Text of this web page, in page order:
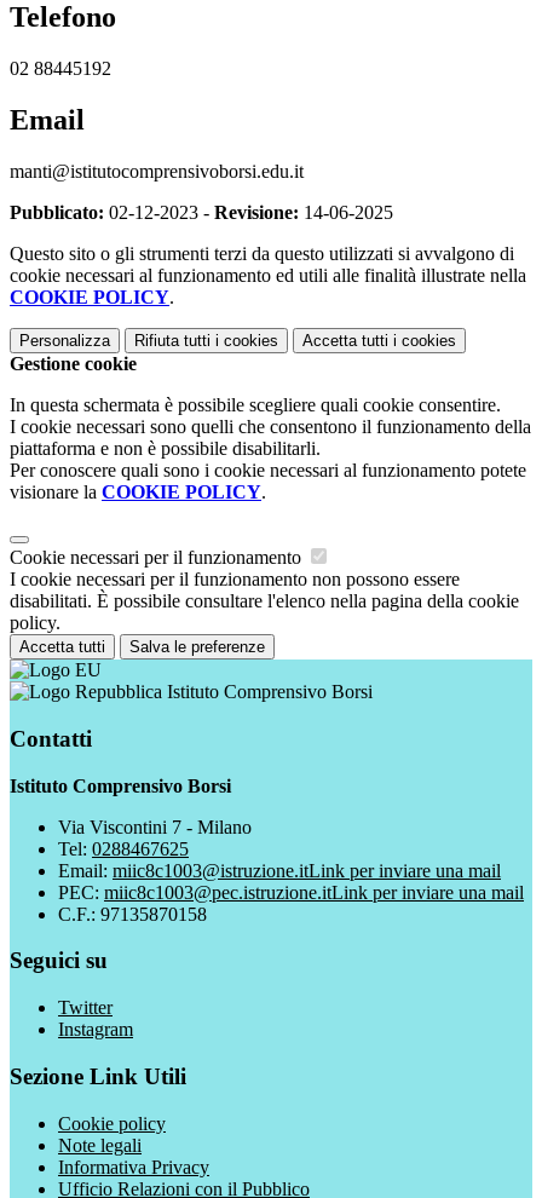
Telefono
02 88445192
Email
manti@istitutocomprensivoborsi.edu.it
Pubblicato: 02-12-2023 - Revisione: 14-06-2025
Questo sito o gli strumenti terzi da questo utilizzati si avvalgono di
cookie necessari al funzionamento ed utili alle finalità illustrate nella
COOKIE POLICY.
Personalizza Rifiuta tutti i cookies Accetta tutti i cookies
Gestione cookie
In questa schermata è possibile scegliere quali cookie consentire.
I cookie necessari sono quelli che consentono il funzionamento della
piattaforma e non è possibile disabilitarli.
Per conoscere quali sono i cookie necessari al funzionamento potete
visionare la COOKIE POLICY.
Cookie necessari per il funzionamento
I cookie necessari per il funzionamento non possono essere
disabilitati. È possibile consultare l'elenco nella pagina della cookie
policy.
Accetta tutti Salva le preferenze
Istituto Comprensivo Borsi
Contatti
Istituto Comprensivo Borsi
Via Viscontini 7 - Milano
Tel: 0288467625
Email: miic8c1003@istruzione.itLink per inviare una mail
PEC: miic8c1003@pec.istruzione.itLink per inviare una mail
C.F.: 97135870158
Seguici su
Twitter
Instagram
Sezione Link Utili
Cookie policy
Note legali
Informativa Privacy
Ufficio Relazioni con il Pubblico